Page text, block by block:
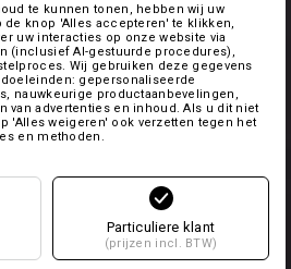
te kunnen tonen, hebben wij uw
knop 'Alles accepteren' te klikken,
uw interacties op onze website via
(inclusief AI-gestuurde procedures),
Wij gebruiken deze gegevens
gepersonaliseerde
nauwkeurige productaanbevelingen,
van advertenties en inhoud. Als u dit niet
'Alles weigeren' ook verzetten tegen het
en methoden.
Particuliere klant
(prijzen incl. BTW)